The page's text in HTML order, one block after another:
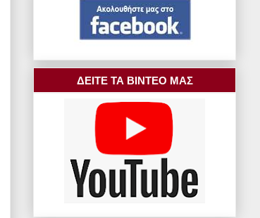
ΔΕΙΤΕ ΤΑ ΒΙΝΤΕΟ ΜΑΣ